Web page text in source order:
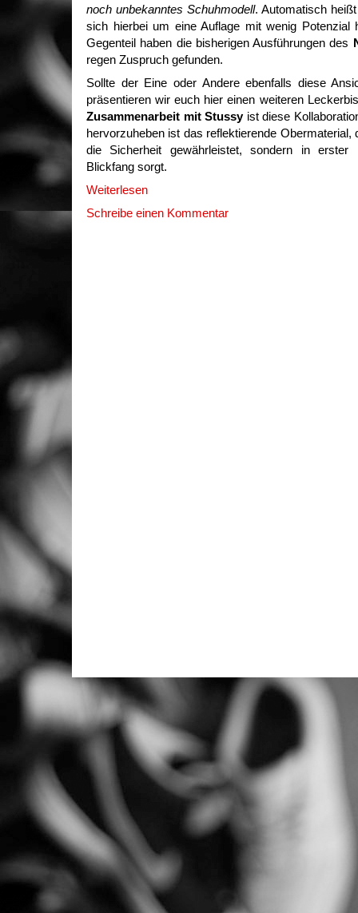
noch unbekanntes Schuhmodell. Automatisch
sich hierbei um eine Auflage mit wenig Potenzial
Gegenteil haben die bisherigen Ausführungen des
regen Zuspruch gefunden.
Sollte der Eine oder Andere ebenfalls diese
präsentieren wir euch hier einen weiteren
Zusammenarbeit mit Stussyist diese
hervorzuheben ist das reflektierende Obermaterial,
die Sicherheit gewährleistet, sondern in
Blickfang sorgt.
Weiterlesen
Schreibe einen Kommentar